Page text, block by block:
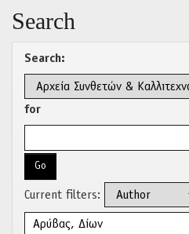
Search
Search:
for
Current filters: